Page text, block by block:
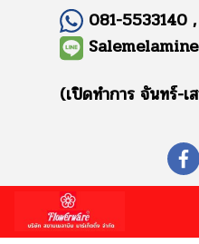
081-5533140
(เปิดทำการ จันทร์-